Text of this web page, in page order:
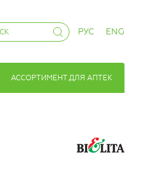
РУС ENG
АССОРТИМЕНТ ДЛЯ АПТЕК